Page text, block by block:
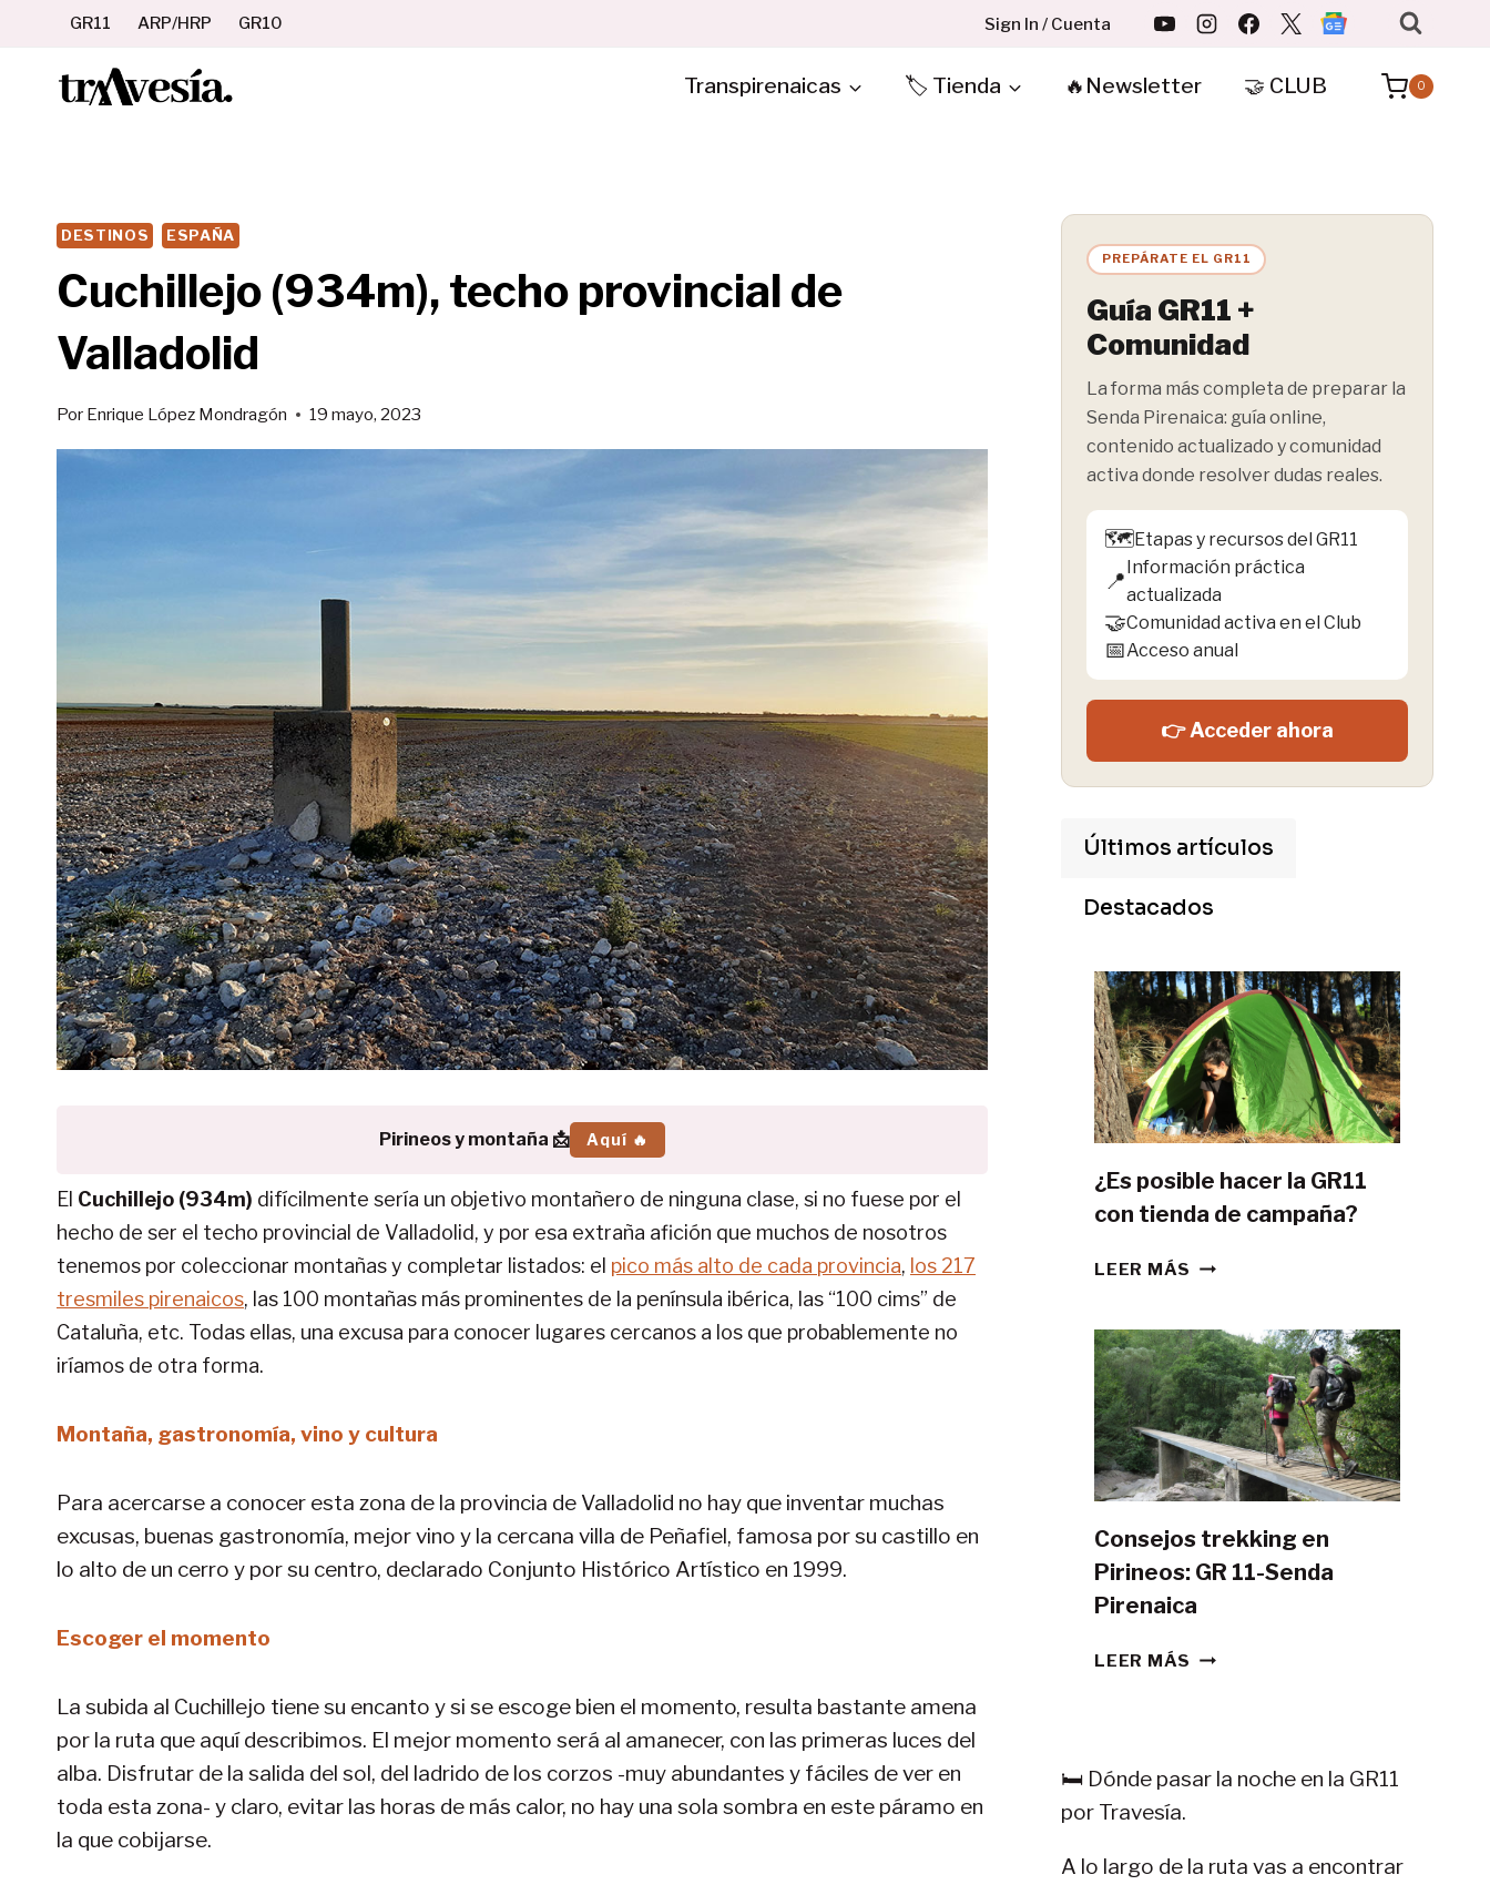
contenido
GR11 ARP/HRP GR10 Sign In / Cuenta
Transpirenaicas 🏷️ Tienda 🔥Newsletter 🤝 CLUB 0
DESTINOS ESPAÑA
Cuchillejo (934m), techo provincial de
Valladolid
Por Enrique López Mondragón 19 mayo, 2023
Pirineos y montaña 📩 Aquí 🔥
El Cuchillejo (934m) difícilmente sería un objetivo montañero de ninguna clase, si no fuese por el
hecho de ser el techo provincial de Valladolid, y por esa extraña afición que muchos de nosotros
tenemos por coleccionar montañas y completar listados: el pico más alto de cada provincia, los 217
tresmiles pirenaicos, las 100 montañas más prominentes de la península ibérica, las “100 cims” de
Cataluña, etc. Todas ellas, una excusa para conocer lugares cercanos a los que probablemente no
iríamos de otra forma.
Montaña, gastronomía, vino y cultura
Para acercarse a conocer esta zona de la provincia de Valladolid no hay que inventar muchas
excusas, buenas gastronomía, mejor vino y la cercana villa de Peñafiel, famosa por su castillo en
lo alto de un cerro y por su centro, declarado Conjunto Histórico Artístico en 1999.
Escoger el momento
La subida al Cuchillejo tiene su encanto y si se escoge bien el momento, resulta bastante amena
por la ruta que aquí describimos. El mejor momento será al amanecer, con las primeras luces del
alba. Disfrutar de la salida del sol, del ladrido de los corzos -muy abundantes y fáciles de ver en
toda esta zona- y claro, evitar las horas de más calor, no hay una sola sombra en este páramo en
la que cobijarse.
PREPÁRATE EL GR11
Guía GR11 +
Comunidad
La forma más completa de preparar la
Senda Pirenaica: guía online,
contenido actualizado y comunidad
activa donde resolver dudas reales.
🗺️Etapas y recursos del GR11
📍
Información práctica
actualizada
🤝Comunidad activa en el Club
📅Acceso anual
👉 Acceder ahora
Últimos artículos
Destacados
¿Es posible hacer la GR11
con tienda de campaña?
LEER MÁS ¿ES
LA
GR11
CON
TIENDA
DE
CAMPAÑA?
Consejos trekking en
Pirineos: GR 11-Senda
Pirenaica
LEER MÁS CONSEJOS
11-
🛏️ Dónde pasar la noche en la GR11
por Travesía.
A lo largo de la ruta vas a encontrar